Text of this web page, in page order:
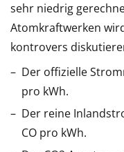
sehr niedrig
Atomkraftwerken
kontrovers
Der offizielle
pro kWh.
Der reine
CO pro kWh.